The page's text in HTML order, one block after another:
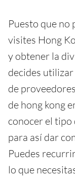
Puesto que no
visites Hong
y obtener la
decides
de
de hong kong
conocer el tipo
para así dar
Puedes
lo que